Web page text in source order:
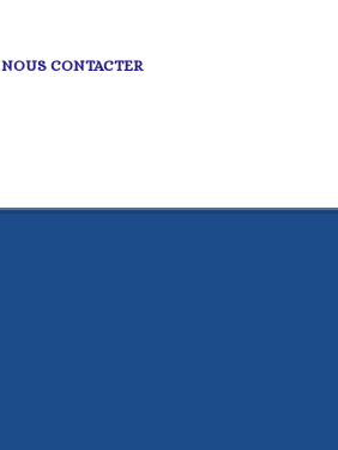
NOUS CONTACTER